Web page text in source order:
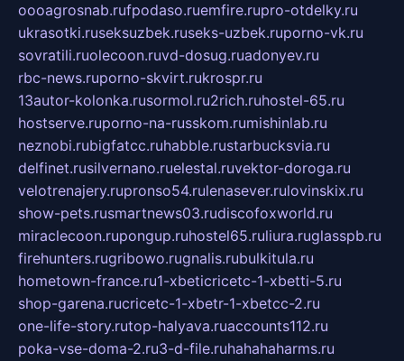
oooagrosnab.rufpodaso.ruemfire.rupro-otdelky.ru
ukrasotki.ruseksuzbek.ruseks-uzbek.ruporno-vk.ru
sovratili.ruolecoon.ruvd-dosug.ruadonyev.ru
rbc-news.ruporno-skvirt.rukrospr.ru
13autor-kolonka.rusormol.ru2rich.ruhostel-65.ru
hostserve.ruporno-na-russkom.rumishinlab.ru
neznobi.rubigfatcc.ruhabble.rustarbucksvia.ru
delfinet.rusilvernano.ruelestal.ruvektor-doroga.ru
velotrenajery.rupronso54.rulenasever.rulovinskix.ru
show-pets.rusmartnews03.rudiscofoxworld.ru
miraclecoon.rupongup.ruhostel65.ruliura.ruglasspb.ru
firehunters.rugribowo.rugnalis.rubulkitula.ru
hometown-france.ru1-xbeticricetc-1-xbetti-5.ru
shop-garena.rucricetc-1-xbetr-1-xbetcc-2.ru
one-life-story.rutop-halyava.ruaccounts112.ru
poka-vse-doma-2.ru3-d-file.ruhahahaharms.ru